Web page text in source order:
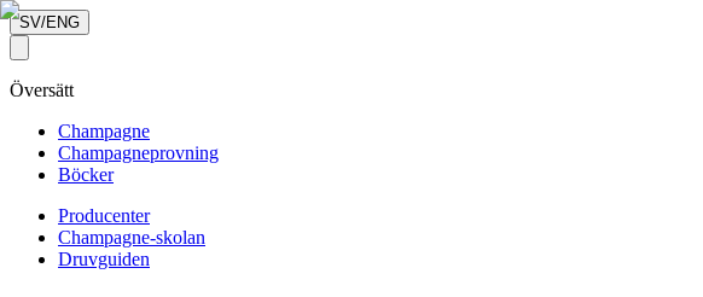
SV/ENG
Översätt
Champagne
Champagneprovning
Böcker
Producenter
Champagne-skolan
Druvguiden